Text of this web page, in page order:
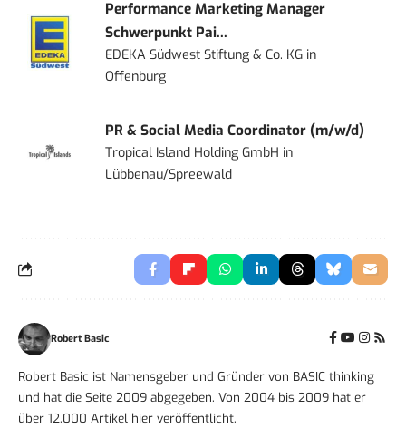
Performance Marketing Manager
Schwerpunkt Pai...
EDEKA Südwest Stiftung & Co. KG in
Offenburg
PR & Social Media Coordinator (m/w/d)
Tropical Island Holding GmbH in
Lübbenau/Spreewald
Robert Basic
Robert Basic ist Namensgeber und Gründer von BASIC thinking
und hat die Seite 2009 abgegeben. Von 2004 bis 2009 hat er
über 12.000 Artikel hier veröffentlicht.